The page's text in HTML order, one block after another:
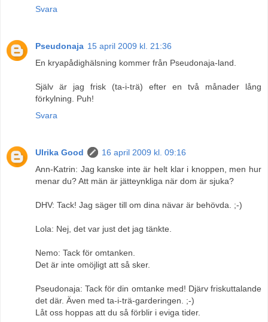
Svara
Pseudonaja 15 april 2009 kl. 21:36
En kryapådighälsning kommer från Pseudonaja-land.
Själv är jag frisk (ta-i-trä) efter en två månader lång
förkylning. Puh!
Svara
Ulrika Good
16 april 2009 kl. 09:16
Ann-Katrin: Jag kanske inte är helt klar i knoppen, men hur
menar du? Att män är jätteynkliga när dom är sjuka?
DHV: Tack! Jag säger till om dina nävar är behövda. ;-)
Lola: Nej, det var just det jag tänkte.
Nemo: Tack för omtanken.
Det är inte omöjligt att så sker.
Pseudonaja: Tack för din omtanke med! Djärv friskuttalande
det där. Även med ta-i-trä-garderingen. ;-)
Låt oss hoppas att du så förblir i eviga tider.